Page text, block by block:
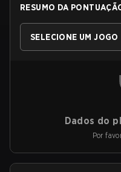
RESUMO DA
SELECIONE UM JOGO
Dados do
Por